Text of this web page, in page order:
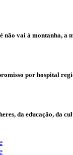
não vai à montanha, a
por hospital
da educação, da